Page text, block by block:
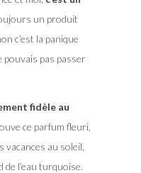
un produit
c’est la panique
pas passer
fidèle au
ce parfum fleuri,
vacances au soleil,
de l’eau turquoise.